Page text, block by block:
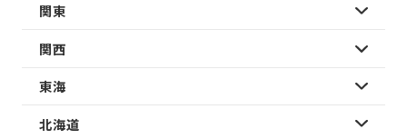
関東
関西
東海
北海道